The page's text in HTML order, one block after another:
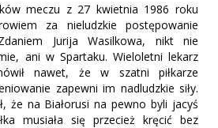
meczu z 27 kwietnia 1986 roku
za nieludzkie postępowanie
Jurija Wasilkowa, nikt nie
ani w Spartaku. Wieloletni lekarz
nawet, że w szatni piłkarze
zapewni im nadludzkie siły.
że na Białorusi na pewno byli jacyś
musiała się przecież kręcić bez